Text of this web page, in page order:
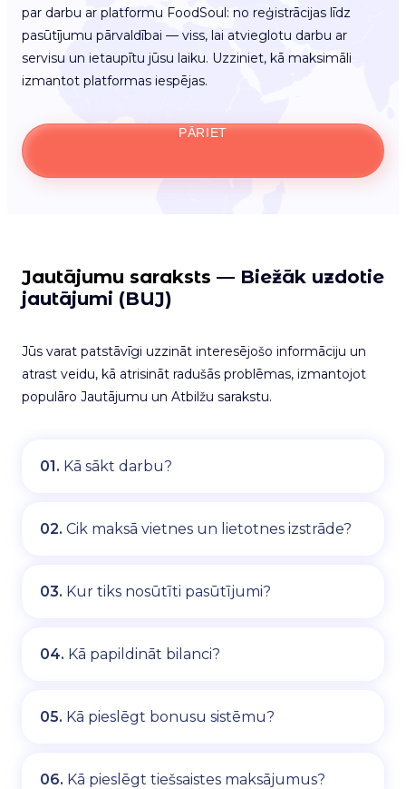
par darbu ar platformu FoodSoul: no reģistrācijas līdz
pasūtījumu pārvaldībai — viss, lai atvieglotu darbu ar
servisu un ietaupītu jūsu laiku. Uzziniet, kā maksimāli
izmantot platformas iespējas.
PĀRIET
Jautājumu saraksts — Biežāk uzdotie
jautājumi (BUJ)
Jūs varat patstāvīgi uzzināt interesējošo informāciju un
atrast veidu, kā atrisināt radušās problēmas, izmantojot
populāro Jautājumu un Atbilžu sarakstu.
01. Kā sākt darbu?
02. Cik maksā vietnes un lietotnes izstrāde?
03. Kur tiks nosūtīti pasūtījumi?
04. Kā papildināt bilanci?
05. Kā pieslēgt bonusu sistēmu?
06. Kā pieslēgt tiešsaistes maksājumus?